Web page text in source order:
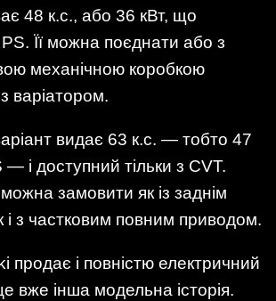
48 к.с., або 36 кВт, що
PS. Її можна поєднати або з
механічною коробкою
варіатором.
видає 63 к.с. — тобто 47
і доступний тільки з CVT.
можна замовити як із заднім
і з частковим повним приводом.
продає і повністю електричний
вже інша модельна історія.